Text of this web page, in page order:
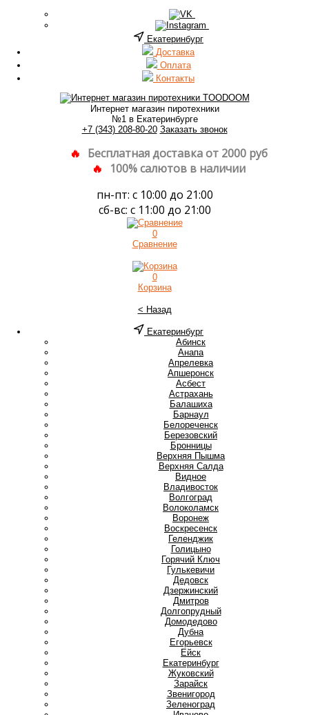
Екатеринбург
Доставка
Оплата
Контакты
Интернет магазин пиротехники
№1 в Екатеринбурге
+7 (343) 208-80-20 Заказать звонок
Бесплатная доставка от 2000 руб
100% салютов в наличии
пн-пт: с 10:00 до 21:00
сб-вс: с 11:00 до 21:00
0
Сравнение
0
Корзина
< Назад
Екатеринбург
Абинск
Анапа
Апрелевка
Апшеронск
Асбест
Астрахань
Балашиха
Барнаул
Белореченск
Березовский
Бронницы
Верхняя Пышма
Верхняя Салда
Видное
Владивосток
Волгоград
Волоколамск
Воронеж
Воскресенск
Геленджик
Голицыно
Горячий Ключ
Гулькевичи
Дедовск
Дзержинский
Дмитров
Долгопрудный
Домодедово
Дубна
Егорьевск
Ейск
Екатеринбург
Жуковский
Зарайск
Звенигород
Зеленоград